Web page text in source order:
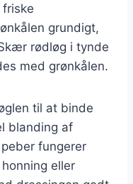
grundigt,
rødløg i tynde
med grønkålen.
til at binde
blanding af
fungerer
eller